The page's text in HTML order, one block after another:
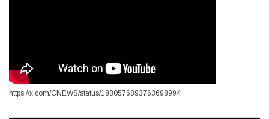
https://x.com/CNEWS/status/1880576893763698994